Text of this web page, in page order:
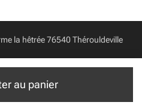
au panier
la hêtrée 76540 Thérouldeville